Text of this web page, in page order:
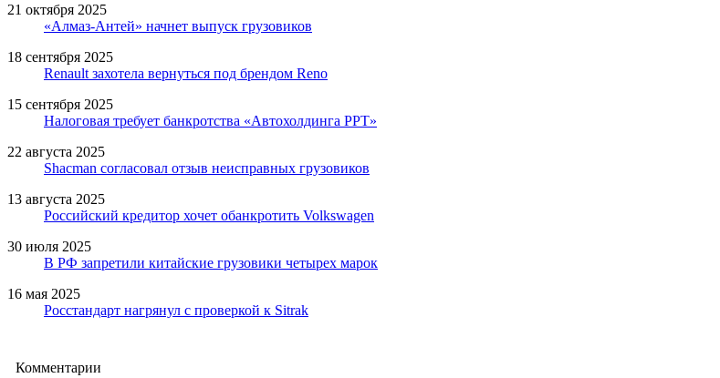
21 октября 2025
«Алмаз-Антей» начнет выпуск грузовиков
18 сентября 2025
Renault захотела вернуться под брендом Reno
15 сентября 2025
Налоговая требует банкротства «Автохолдинга РРТ»
22 августа 2025
Shacman согласовал отзыв неисправных грузовиков
13 августа 2025
Российский кредитор хочет обанкротить Volkswagen
30 июля 2025
В РФ запретили китайские грузовики четырех марок
16 мая 2025
Росстандарт нагрянул с проверкой к Sitrak
Комментарии